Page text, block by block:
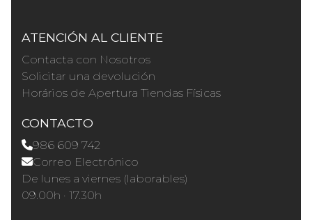
ATENCIÓN AL CLIENTE
Contacta con Nosotros
Solicitar una devolución
Horários de Apertura Tiendas Físicas
CONTACTO
986 609 742
Correo Electrónico
De lunes a viernes (laborables)
09.00h · 17.30h